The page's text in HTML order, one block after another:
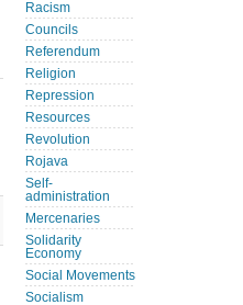
Racism
Councils
Referendum
Religion
Repression
Resources
Revolution
Rojava
Self-
administration
Mercenaries
Solidarity
Economy
Social Movements
Socialism